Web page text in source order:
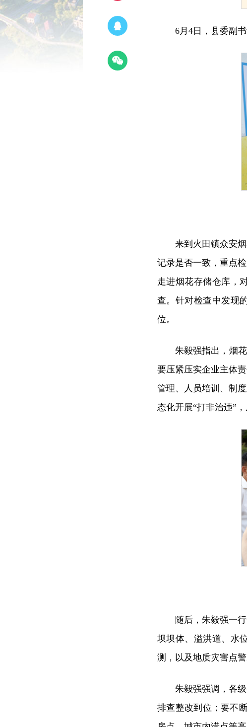
6月4日，县委副
来到火田镇众安
记录是否一致，重点
走进烟花存储仓库，
查。针对检查中发现
位。
朱毅强指出，烟
要压紧压实企业主体
管理、人员培训、制
态化开展“打非治违”
随后，朱毅强一
坝坝体、溢洪道、水
测，以及地质灾害点
朱毅强强调，各
排查整改到位；要不